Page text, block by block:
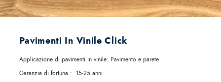
Pavimenti In Vinile Click
Applicazione di pavimenti in vinile: Pavimento e parete
Garanzia di fortuna : 15-25 anni